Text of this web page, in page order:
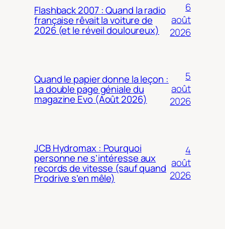
Flashback 2007 : Quand la radio
française rêvait la voiture de
2026 (et le réveil douloureux)
6
août
2026
Quand le papier donne la leçon :
La double page géniale du
magazine Evo (Août 2026)
5
août
2026
JCB Hydromax : Pourquoi
personne ne s’intéresse aux
records de vitesse (sauf quand
Prodrive s’en mêle)
4
août
2026